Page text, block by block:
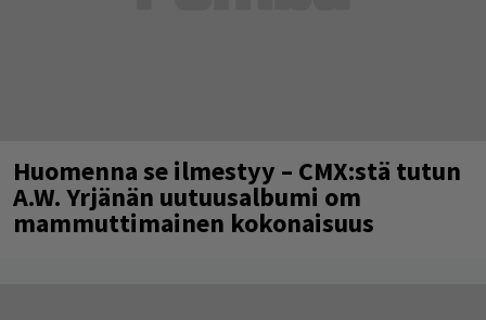
Huomenna se ilmestyy – CMX:stä tutun
A.W. Yrjänän uutuusalbumi om
mammuttimainen kokonaisuus